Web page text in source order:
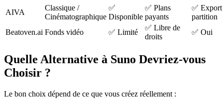
AIVA
Classique /
Cinématographique
✅
Disponible
✅ Plans
payants
✅ Export
partition
Beatoven.ai Fonds vidéo ✅ Limité
✅ Libre de
droits
✅ Oui
Quelle Alternative à Suno Devriez-vous
Choisir ?
Le bon choix dépend de ce que vous créez réellement :